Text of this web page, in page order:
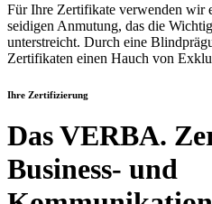
Für Ihre Zertifikate verwenden wir
seidigen Anmutung, das die
unterstreicht. Durch eine
Zertifikaten einen Hauch von
Ihre Zertifizierung
Das VERBA.
Business- und